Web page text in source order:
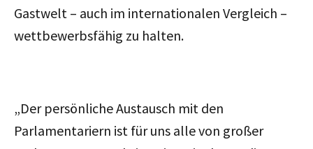
Gastwelt – auch im internationalen Vergleich –
wettbewerbsfähig zu halten.
„Der persönliche Austausch mit den
Parlamentariern ist für uns alle von großer